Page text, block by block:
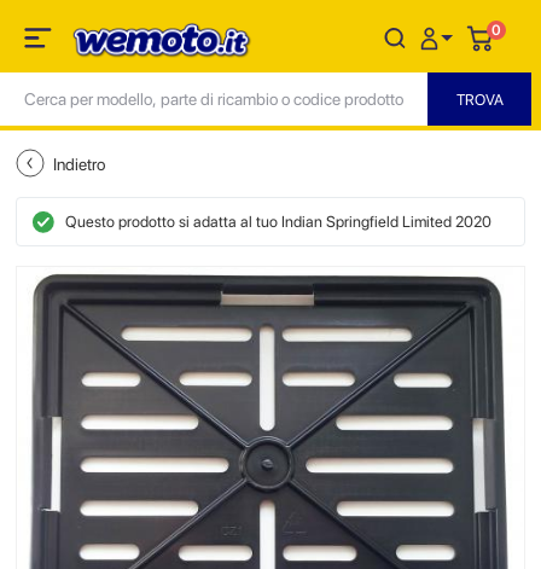
0
Indietro
Questo prodotto si adatta al tuo Indian Springfield Limited 2020